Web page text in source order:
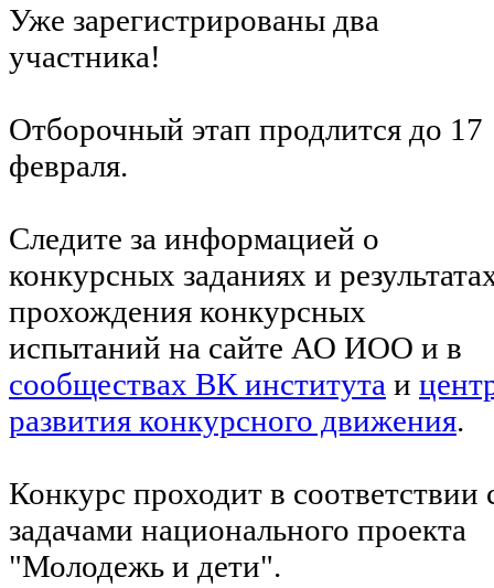
Уже зарегистрированы два
участника!
Отборочный этап продлится до 17
февраля.
Следите за информацией о
конкурсных заданиях и
прохождения конкурсных
испытаний на сайте АО ИОО и в
сообществах ВК института и
развития конкурсного движения.
Конкурс проходит в соответствии
задачами национального проекта
"Молодежь и дети".